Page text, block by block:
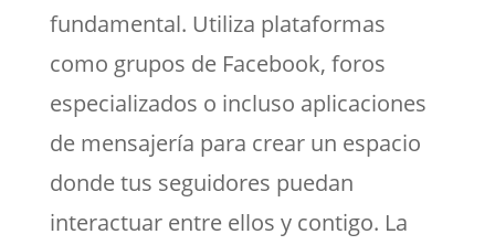
fundamental. Utiliza plataformas
como grupos de Facebook, foros
especializados o incluso aplicaciones
de mensajería para crear un espacio
donde tus seguidores puedan
interactuar entre ellos y contigo. La